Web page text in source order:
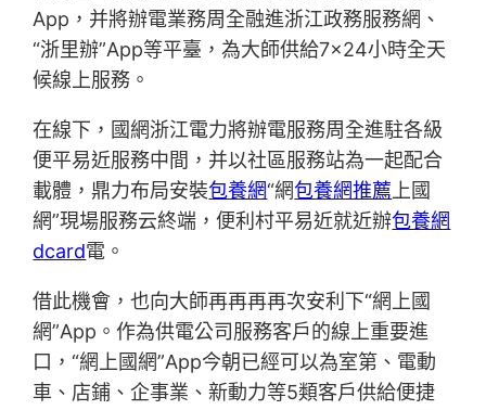
App，并將辦電業務周全融進浙江政務服務網、
“浙里辦”App等平臺，為大師供給7×24小時全天
候線上服務。
在線下，國網浙江電力將辦電服務周全進駐各級
便平易近服務中間，并以社區服務站為一起配合
載體，鼎力布局安裝包養網“網包養網推薦上國
網”現場服務云終端，便利村平易近就近辦包養網
dcard電。
借此機會，也向大師再再再再次安利下“網上國
網”App。作為供電公司服務客戶的線上重要進
口，“網上國網”App今朝已經可以為室第、電動
車、店鋪、企事業、新動力等5類客戶供給便捷